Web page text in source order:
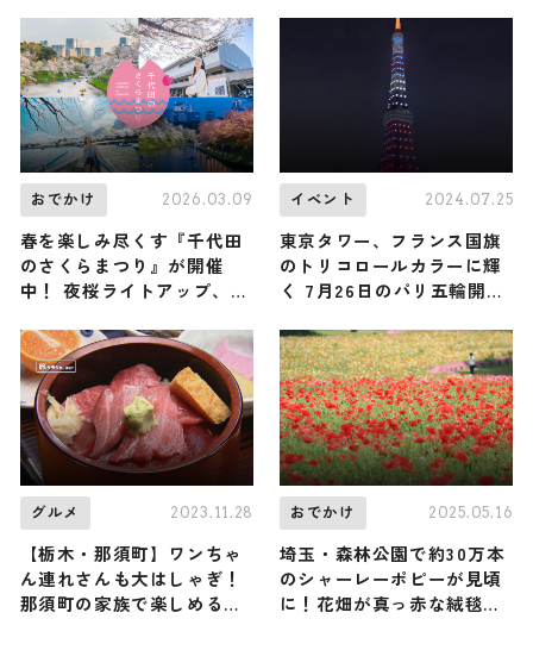
おでかけ 2026.03.09
春を楽しみ尽くす『千代田
のさくらまつり』が開催
中！ 夜桜ライトアップ、人
約50もの関連イベントが同
時開催 / 4月22日まで
イベント 2024.07.25
東京タワー、フランス国旗
のトリコロールカラーに輝
く 7月26日のパリ五輪開幕
グルメ 2023.11.28
【栃木・那須町】ワンちゃ
ん連れさんも大はしゃぎ！
那須町の家族で楽しめるお
おでかけ 2025.05.16
埼玉・森林公園で約30万本
のシャーレーポピーが見頃
に！花畑が真っ赤な絨毯の